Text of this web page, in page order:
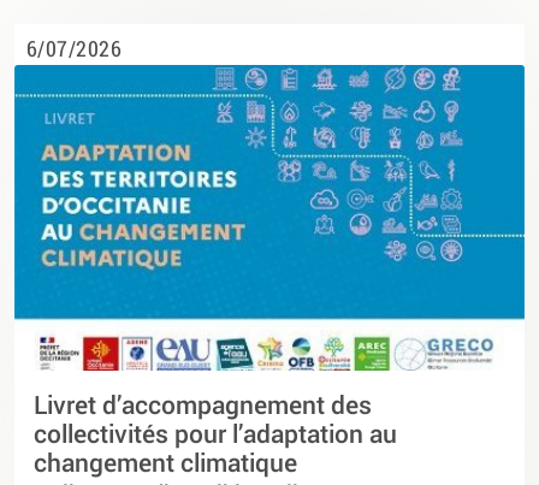
6/07/2026
Livret d’accompagnement des
collectivités pour l’adaptation au
changement climatique